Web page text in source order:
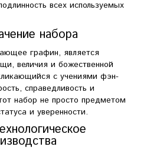
всех используемых
набора
графин, является
величия и божественной
с учениями фэн-
справедливость и
набор не просто предметом
и уверенности.